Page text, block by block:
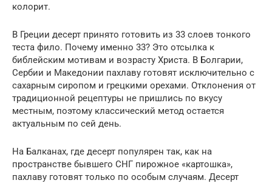
колорит.
В Греции десерт принято готовить из 33 слоев тонкого
теста фило. Почему именно 33? Это отсылка к
библейским мотивам и возрасту Христа. В Болгарии,
Сербии и Македонии пахлаву готовят исключительно с
сахарным сиропом и грецкими орехами. Отклонения от
традиционной рецептуры не пришлись по вкусу
местным, поэтому классический метод остается
актуальным по сей день.
На Балканах, где десерт популярен так, как на
пространстве бывшего СНГ пирожное «картошка»,
пахлаву готовят только по особым случаям. Десерт